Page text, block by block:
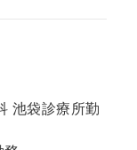
池袋診療所勤